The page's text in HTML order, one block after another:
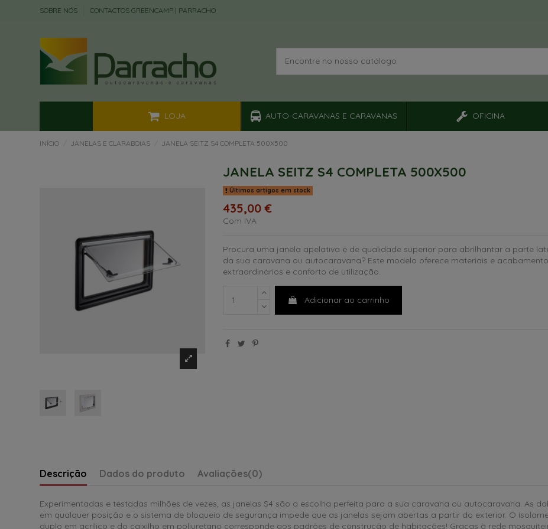
SOBRE NÓS CONTACTOS GREENCAMP | PARRACHO
LOJA AUTO-CARAVANAS E CARAVANAS OFICINA
INÍCIO JANELAS E CLARABOIAS JANELA SEITZ S4 COMPLETA 500X500
JANELA SEITZ S4 COMPLETA 500X500
Últimos artigos em stock
435,00 €
Com IVA
Procura uma janela apelativa e de qualidade superior para abrilhantar a parte
da sua caravana ou autocaravana? Este modelo oferece materiais e
extraordinários e conforto de utilização.
Adicionar ao carrinho
Descrição Dados do produto Avaliações(0)
Experimentadas e testadas milhões de vezes, as janelas S4 são a escolha perfeita para a sua caravana ou autocaravana. As
em qualquer posição e o sistema de bloqueio de segurança impede que as janelas sejam abertas a partir do exterior. O
duplo em acrílico e do caixilho em poliuretano corresponde aos padrões de construção de habitações! Graças à rede